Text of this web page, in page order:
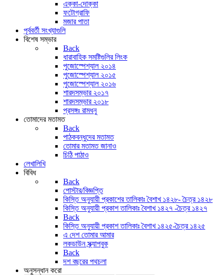
এক্কা-দোক্কা
ফটোগ্রাফি
মজার পাতা
পূর্ববর্তী সংখ্যাগুলি
বিশেষ সম্ভার
Back
ধারাবাহিক সমষ্টিগুলির লিংক
পুজোস্পেশ্যাল ২০১৪
পুজোস্পেশ্যাল ২০১৫
পুজোস্পেশ্যাল ২০১৬
শারদসম্ভার ২০১৭
শারদসম্ভার ২০১৮
প্রসঙ্গঃ রামধনু
তোমাদের মতামত
Back
পাঠকবন্ধুদের মতামত
তোমার মতামত জানাও
চিঠি পাঠাও
লেখালিখি
বিবিধ
Back
পোস্টার/বিজ্ঞপ্তি
কিস্তি অনুযায়ী প্রকাশের তালিকাঃ বৈশাখ ১৪২৮- চৈত্র ১৪২৮
কিস্তি অনুযায়ী প্রকাশ তালিকাঃ বৈশাখ ১৪২৭ -চৈত্র ১৪২৭
Back
কিস্তি অনুযায়ী প্রকাশ তালিকাঃ বৈশাখ ১৪২৫-চৈত্র ১৪২৫
এ দেশ তোমার আমার
লকডাউন স্ক্র্যাপবুক
Back
দশ বছরের পথচলা
অনুসন্ধান করো